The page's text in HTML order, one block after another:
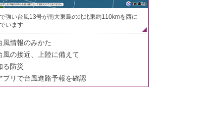
強い台風13号が南大東島の北北東約110kmを西に
います
風情報のみかた
風の接近、上陸に備えて
る防災
プリで台風進路予報を確認